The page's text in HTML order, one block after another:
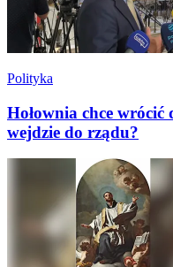
Polityka
Hołownia chce wrócić
wejdzie do rządu?